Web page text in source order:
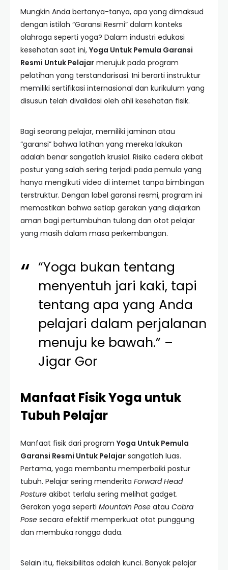
Mungkin Anda bertanya-tanya, apa yang dimaksud
dengan istilah “Garansi Resmi” dalam konteks
olahraga seperti yoga? Dalam industri edukasi
kesehatan saat ini, Yoga Untuk Pemula Garansi
Resmi Untuk Pelajar merujuk pada program
pelatihan yang terstandarisasi. Ini berarti instruktur
memiliki sertifikasi internasional dan kurikulum yang
disusun telah divalidasi oleh ahli kesehatan fisik.
Bagi seorang pelajar, memiliki jaminan atau
“garansi” bahwa latihan yang mereka lakukan
adalah benar sangatlah krusial. Risiko cedera akibat
postur yang salah sering terjadi pada pemula yang
hanya mengikuti video di internet tanpa bimbingan
terstruktur. Dengan label garansi resmi, program ini
memastikan bahwa setiap gerakan yang diajarkan
aman bagi pertumbuhan tulang dan otot pelajar
yang masih dalam masa perkembangan.
“Yoga bukan tentang
menyentuh jari kaki, tapi
tentang apa yang Anda
pelajari dalam perjalanan
menuju ke bawah.” –
Jigar Gor
Manfaat Fisik Yoga untuk
Tubuh Pelajar
Manfaat fisik dari program Yoga Untuk Pemula
Garansi Resmi Untuk Pelajar sangatlah luas.
Pertama, yoga membantu memperbaiki postur
tubuh. Pelajar sering menderita Forward Head
Posture akibat terlalu sering melihat gadget.
Gerakan yoga seperti Mountain Pose atau Cobra
Pose secara efektif memperkuat otot punggung
dan membuka rongga dada.
Selain itu, fleksibilitas adalah kunci. Banyak pelajar